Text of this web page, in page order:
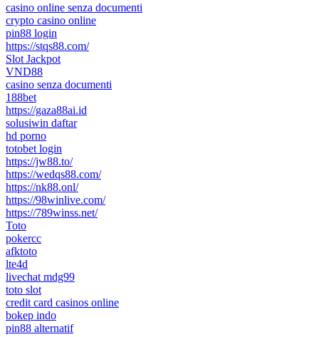
casino online senza documenti
crypto casino online
pin88 login
https://stqs88.com/
Slot Jackpot
VND88
casino senza documenti
188bet
https://gaza88ai.id
solusiwin daftar
hd porno
totobet login
https://jw88.to/
https://wedqs88.com/
https://nk88.onl/
https://98winlive.com/
https://789winss.net/
Toto
pokercc
afktoto
lte4d
livechat mdg99
toto slot
credit card casinos online
bokep indo
pin88 alternatif